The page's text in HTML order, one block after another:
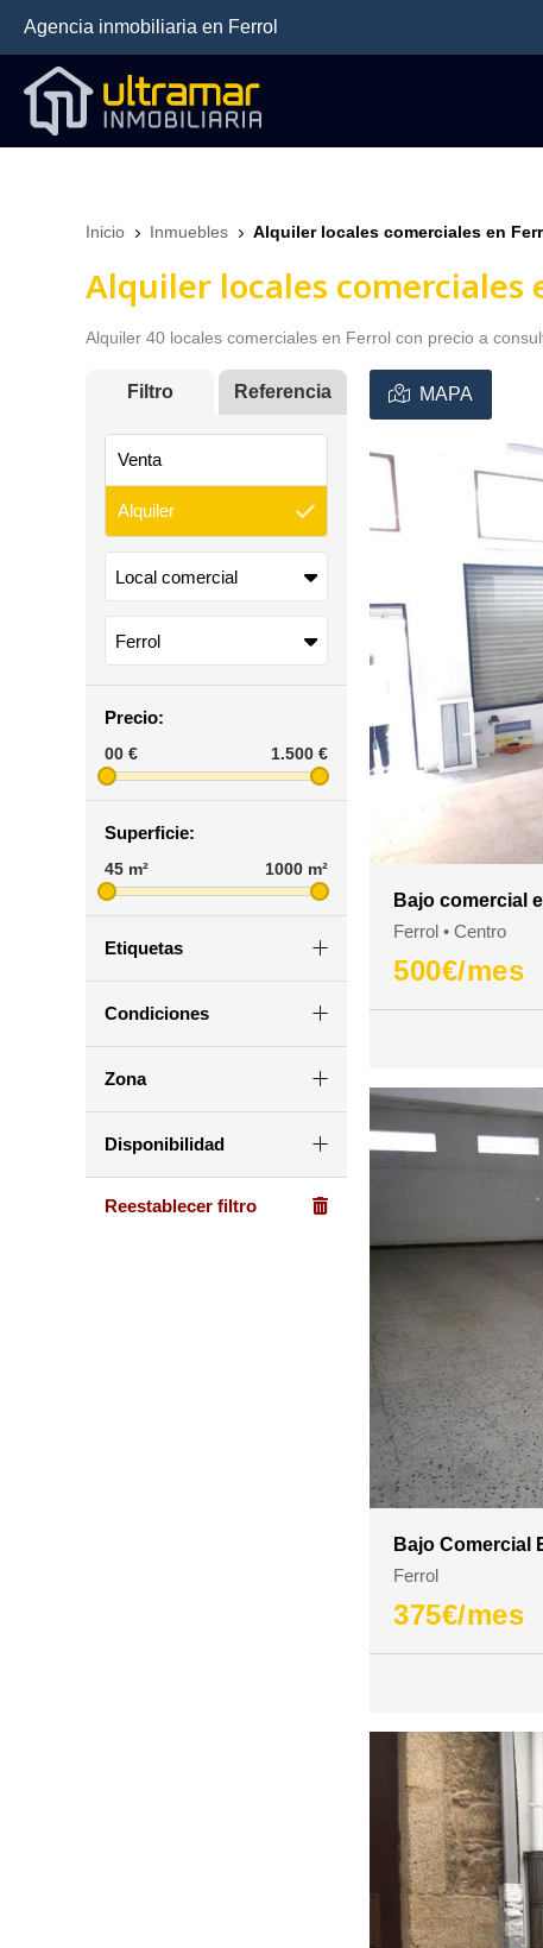
Agencia inmobiliaria en Ferrol
Inicio Inmuebles Alquiler locales comerciales en
Alquiler locales comerciales
Alquiler 40 locales comerciales en Ferrol con precio a
Filtro Referencia
Venta
Alquiler
Precio:
00 € 1.500 €
Superficie:
45 m² 1000 m²
Etiquetas
Condiciones
Zona
Disponibilidad
MAPA
Bajo comercial
500€/mes
Ferrol Centro
Bajo Comercial
375€/mes
Ferrol